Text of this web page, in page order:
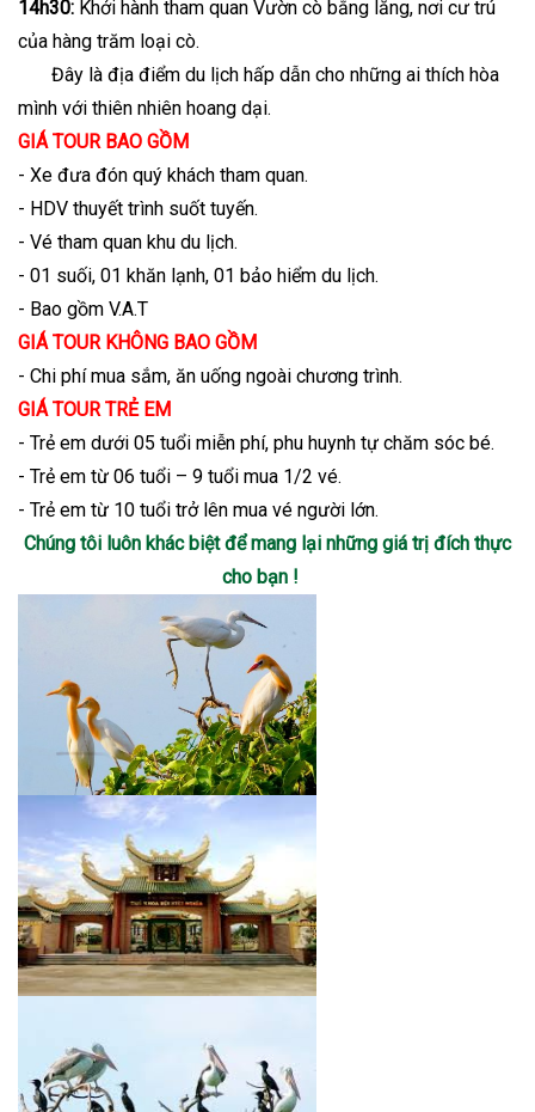
14h30: Khởi hành tham quan Vườn cò bằng lăng, nơi cư trú
của hàng trăm loại cò.
Đây là địa điểm du lịch hấp dẫn cho những ai thích hòa
mình với thiên nhiên hoang dại.
GIÁ TOUR BAO GỒM
- Xe đưa đón quý khách tham quan.
- HDV thuyết trình suốt tuyến.
- Vé tham quan khu du lịch.
- 01 suối, 01 khăn lạnh, 01 bảo hiểm du lịch.
- Bao gồm V.A.T
GIÁ TOUR KHÔNG BAO GỒM
- Chi phí mua sắm, ăn uống ngoài chương trình.
GIÁ TOUR TRẺ EM
- Trẻ em dưới 05 tuổi miễn phí, phu huynh tự chăm sóc bé.
- Trẻ em từ 06 tuổi – 9 tuổi mua 1/2 vé.
- Trẻ em từ 10 tuổi trở lên mua vé người lớn.
Chúng tôi luôn khác biệt để mang lại những giá trị đích thực
cho bạn !